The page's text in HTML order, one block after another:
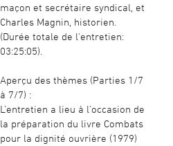
maçon et secrétaire syndical, et
Charles Magnin, historien.
(Durée totale de l'entretien:
03:25:05).
Aperçu des thèmes (Parties 1/7
à 7/7) :
L’entretien a lieu à l’occasion de
la préparation du livre Combats
pour la dignité ouvrière (1979)